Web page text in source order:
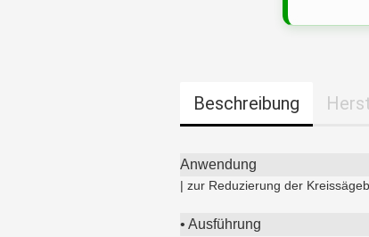
Beschreibung
Anwendung
| zur Reduzierung der
• Ausführung